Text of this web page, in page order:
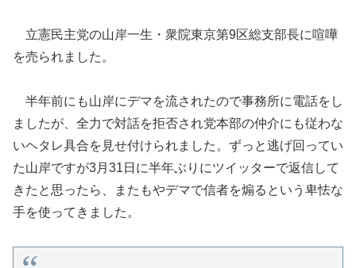
立憲民主党の山岸一生・衆院東京第9区総支部長に喧嘩
を売られました。
半年前にも山岸にデマを流されたので事務所に電話をし
ましたが、全力で対話を拒否され党本部の仲介にも従わな
いヘタレ具合を見せ付けられました。ずっと逃げ回ってい
た山岸ですが3月31日に半年ぶりにツイッターで返信して
きたと思ったら、またもやデマで信者を煽るという卑怯な
手を使ってきました。